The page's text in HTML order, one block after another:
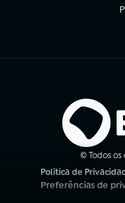
© Todos os
Política de
(abre em nova aba)
Preferências de